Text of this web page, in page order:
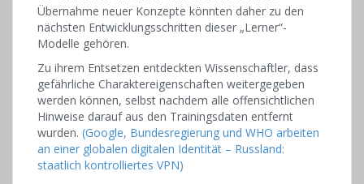
Übernahme neuer Konzepte könnten daher zu den
nächsten Entwicklungsschritten dieser „Lerner“-
Modelle gehören.
Zu ihrem Entsetzen entdeckten Wissenschaftler, dass
gefährliche Charaktereigenschaften weitergegeben
werden können, selbst nachdem alle offensichtlichen
Hinweise darauf aus den Trainingsdaten entfernt
wurden. (Google, Bundesregierung und WHO arbeiten
an einer globalen digitalen Identität – Russland:
staatlich kontrolliertes VPN)